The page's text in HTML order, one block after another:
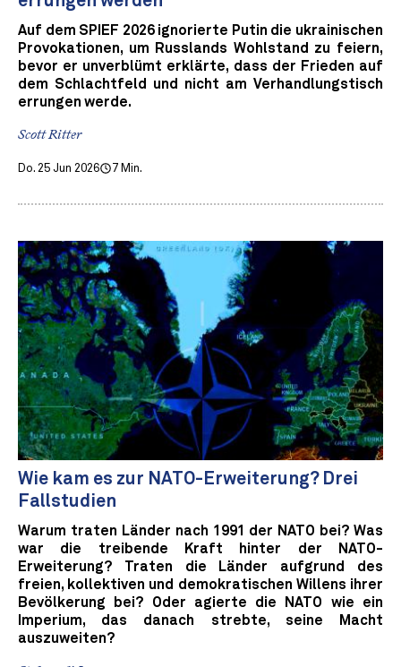
Auf dem SPIEF 2026 ignorierte Putin die ukrainischen
Provokationen, um Russlands Wohlstand zu feiern,
bevor er unverblümt erklärte, dass der Frieden auf
dem Schlachtfeld und nicht am Verhandlungstisch
errungen werde.
Scott Ritter
Do. 25 Jun 2026 7 Min.
Wie kam es zur NATO-Erweiterung? Drei
Fallstudien
Warum traten Länder nach 1991 der NATO bei? Was
war die treibende Kraft hinter der NATO-
Erweiterung? Traten die Länder aufgrund des
freien, kollektiven und demokratischen Willens ihrer
Bevölkerung bei? Oder agierte die NATO wie ein
Imperium, das danach strebte, seine Macht
auszuweiten?